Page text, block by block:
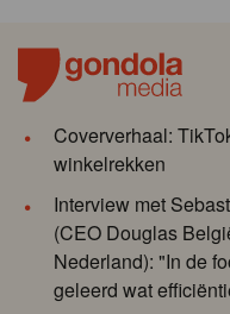
Coververhaal:
winkelrekken
Interview met
(CEO Douglas
Nederland): "In de
geleerd wat